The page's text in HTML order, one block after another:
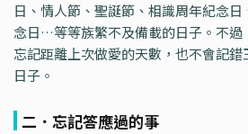
日、情人節、聖誕節、相識周年紀念
念日…等等族繁不及備載的日子。不過
忘記距離上次做愛的天數，也不會記
日子。
二．忘記答應過的事